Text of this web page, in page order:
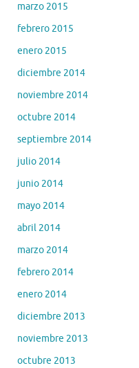
marzo 2015
febrero 2015
enero 2015
diciembre 2014
noviembre 2014
octubre 2014
septiembre 2014
julio 2014
junio 2014
mayo 2014
abril 2014
marzo 2014
febrero 2014
enero 2014
diciembre 2013
noviembre 2013
octubre 2013